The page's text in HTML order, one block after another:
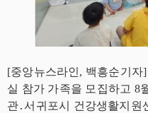
[중앙뉴스라인, 백흥순기자
실 참가 가족을 모집하고 8
관․서귀포시 건강생활지원